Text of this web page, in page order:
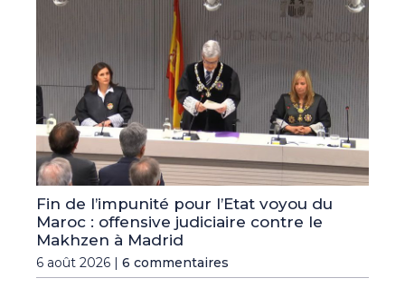
Fin de l’impunité pour l’Etat voyou du
Maroc : offensive judiciaire contre le
Makhzen à Madrid
6 août 2026 | 6 commentaires